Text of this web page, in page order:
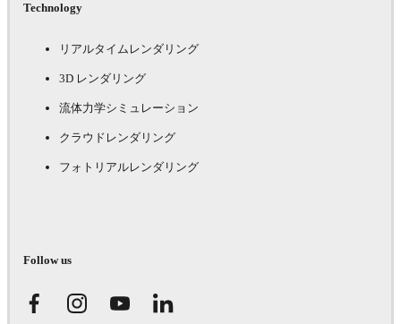
Technology
リアルタイムレンダリング
3D レンダリング
流体力学シミュレーション
クラウドレンダリング
フォトリアルレンダリング
Follow us